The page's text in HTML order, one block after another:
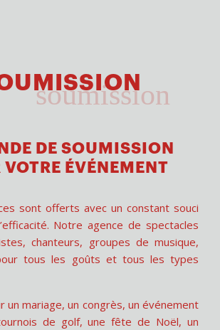
soumission
DE SOUMISSION
VOTRE ÉVÉNEMENT
sont offerts avec un constant souci
Notre agence de spectacles
chanteurs, groupes de musique,
tous les goûts et tous les types
un mariage, un congrès, un événement
de golf, une fête de Noël, un